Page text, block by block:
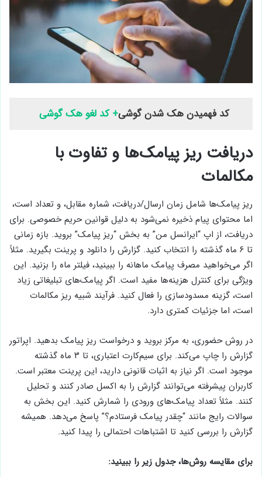
کد فهمیدن هک شدن گوشی+ کد لغو هک گوشی
دریافت ریز پیامک‌ها و تفاوت با
مکالمات
ریز پیامک‌ها شامل زمان ارسال/دریافت، شماره مقابل، و تعداد است،
اما محتوای پیام ذخیره نمی‌شود به دلیل قوانین حریم خصوصی. برای
دریافت، از اپ “ایرانسل من” به بخش “ریز پیامک” بروید. بازه زمانی
تا ۶ ماه گذشته را انتخاب کنید. گزارش را دانلود و پرینت بگیرید. مثلاً
اگر می‌خواهید مصرف پیامک ماهانه را ببینید، فیلتر ماه را بزنید. این
ویژگی برای کنترل هزینه‌ها مفید است. اگر پیامک‌های تبلیغاتی زیاد
است، گزینه مسدودسازی را فعال کنید. فرآیند شبیه ریز مکالمات
است، اما جزئیات کمتری دارد.
در روش حضوری، به مرکز بروید و درخواست ریز پیامک بدهید. اپراتور
گزارش را چاپ می‌کند. برای سیم‌کارت اعتباری، تا ۳ ماه گذشته
موجود است. اگر نیاز به اثبات قانونی دارید، این پرینت معتبر است.
کاربران پیشرفته می‌توانند گزارش را به اکسل صادر کنند و تحلیل
کنند. مثلاً تعداد پیامک‌های ورودی را شمارش کنید. این بخش به
سوالات رایج مانند “چقدر پیامک فرستادم؟” پاسخ می‌دهد. همیشه
گزارش را بررسی کنید تا اشتباهات احتمالی را پیدا کنید.
برای مقایسه روش‌ها، جدول زیر را ببینید: